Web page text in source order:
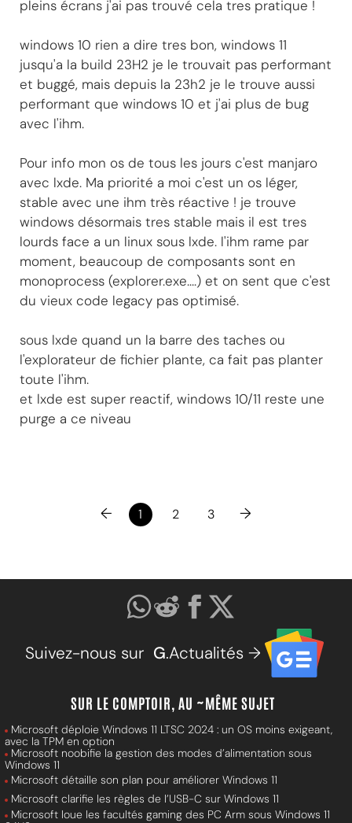
pleins écrans j'ai pas trouvé cela tres pratique !
windows 10 rien a dire tres bon, windows 11
jusqu'a la build 23H2 je le trouvait pas performant
et buggé, mais depuis la 23h2 je le trouve aussi
performant que windows 10 et j'ai plus de bug
avec l'ihm.
Pour info mon os de tous les jours c'est manjaro
avec lxde. Ma priorité a moi c'est un os léger,
stable avec une ihm très réactive ! je trouve
windows désormais tres stable mais il est tres
lourds face a un linux sous lxde. l'ihm rame par
moment, beaucoup de composants sont en
monoprocess (explorer.exe....) et on sent que c'est
du vieux code legacy pas optimisé.
sous lxde quand un la barre des taches ou
l'explorateur de fichier plante, ca fait pas planter
toute l'ihm.
et lxde est super reactif, windows 10/11 reste une
purge a ce niveau
← 1 2 3 →
Suivez-nous sur G.Actualités →
SUR LE COMPTOIR, AU ~MÊME SUJET
Microsoft déploie Windows 11 LTSC 2024 : un OS moins exigeant,
avec la TPM en option
Microsoft noobifie la gestion des modes d’alimentation sous
Windows 11
Microsoft détaille son plan pour améliorer Windows 11
Microsoft clarifie les règles de l’USB-C sur Windows 11
Microsoft loue les facultés gaming des PC Arm sous Windows 11